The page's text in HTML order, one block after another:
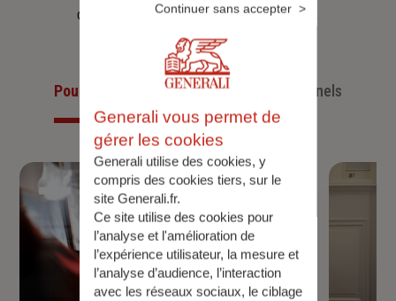
d’aujourd’hui et anticiper ceux de demain.
Pour les particuliersPour les professionnels
Generali vous permet de
gérer les cookies
Generali utilise des cookies, y
compris des cookies tiers, sur le
site Generali.fr.
Ce site utilise des cookies pour
l’analyse et l'amélioration de
l’expérience utilisateur, la mesure et
l’analyse d’audience, l’interaction
avec les réseaux sociaux, le ciblage
Continuer sans accepter